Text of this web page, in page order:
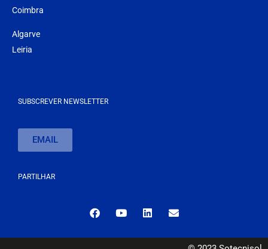
Coimbra
Algarve
Leiria
SUBSCREVER NEWSLETTER
EMAIL
PARTILHAR